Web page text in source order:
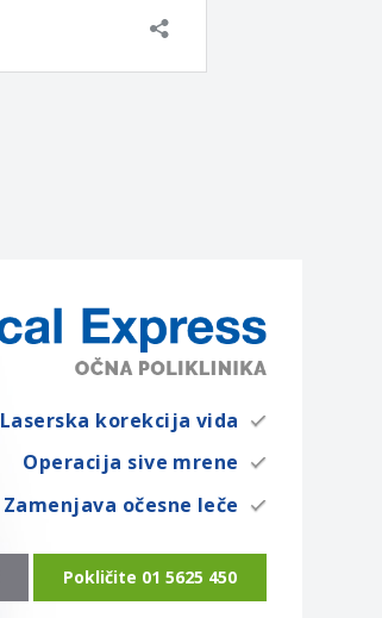
Laserska korekcija vida
Operacija sive mrene
Zamenjava očesne leče
Pokličite 01 5625 450